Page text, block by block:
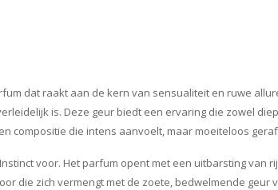
dat raakt aan de kern van sensualiteit en ruwe
is. Deze geur biedt een ervaring die zowel
compositie die intens aanvoelt, maar moeiteloos
voor. Het parfum opent met een uitbarsting van
die zich vermengt met de zoete, bedwelmende geur